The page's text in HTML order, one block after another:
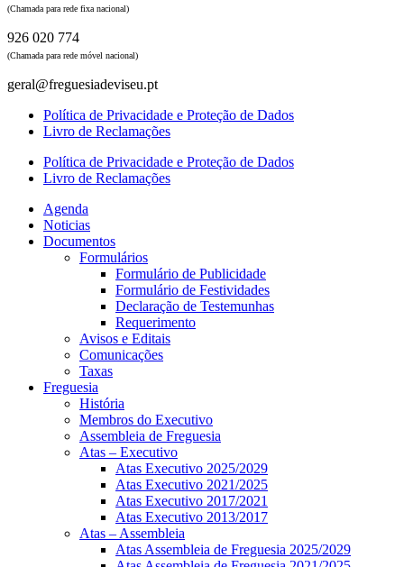
(Chamada para rede fixa nacional)
926 020 774
(Chamada para rede móvel nacional)
geral@freguesiadeviseu.pt
Política de Privacidade e Proteção de Dados
Livro de Reclamações
Política de Privacidade e Proteção de Dados
Livro de Reclamações
Agenda
Noticias
Documentos
Formulários
Formulário de Publicidade
Formulário de Festividades
Declaração de Testemunhas
Requerimento
Avisos e Editais
Comunicações
Taxas
Freguesia
História
Membros do Executivo
Assembleia de Freguesia
Atas – Executivo
Atas Executivo 2025/2029
Atas Executivo 2021/2025
Atas Executivo 2017/2021
Atas Executivo 2013/2017
Atas – Assembleia
Atas Assembleia de Freguesia 2025/2029